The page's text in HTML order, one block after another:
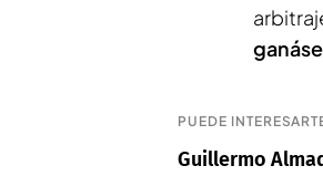
PUEDE
Guillermo